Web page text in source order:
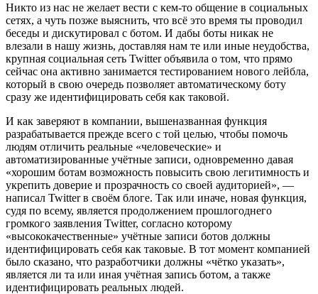
Никто из нас не желает вести с кем-то общение в социальных
сетях, а чуть позже выяснить, что всё это время ты проводил
беседы и дискутировал с ботом. И дабы боты никак не
влезали в нашу жизнь, доставляя нам те или иные неудобства,
крупная социальная сеть Twitter объявила о том, что прямо
сейчас она активно занимается тестированием нового лейбла,
который в свою очередь позволяет автоматическому боту
сразу же идентифицировать себя как таковой.
И как заверяют в компании, вышеназванная функция
разрабатывается прежде всего с той целью, чтобы помочь
людям отличить реальные «человеческие» и
автоматизированные учётные записи, одновременно давая
«хорошим ботам возможность повысить свою легитимность и
укрепить доверие и прозрачность со своей аудиторией», —
написал Twitter в своём блоге. Так или иначе, новая функция,
судя по всему, является продолжением прошлогоднего
громкого заявления Twitter, согласно которому
«высококачественные» учётные записи ботов должны
идентифицировать себя как таковые. В тот момент компанией
было сказано, что разработчики должны «чётко указать»,
является ли та или иная учётная запись ботом, а также
идентифицировать реальных людей.